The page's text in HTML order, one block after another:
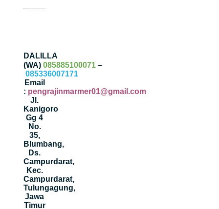
DALILLA
(WA) 085885100071 –
085336007171
Email
: pengrajinmarmer01@gmail.com
Jl.
Kanigoro
Gg 4
No.
35,
Blumbang,
Ds.
Campurdarat,
Kec.
Campurdarat,
Tulungagung,
Jawa
Timur